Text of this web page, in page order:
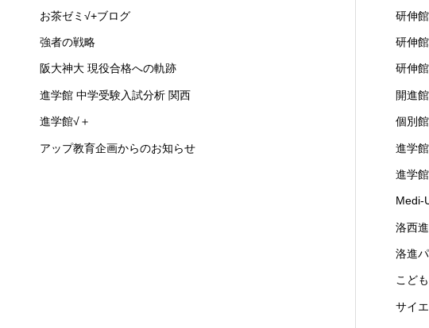
お茶ゼミ√+ブログ
強者の戦略
阪大神大 現役合格への軌跡
進学館 中学受験入試分析 関西
進学館√＋
アップ教育企画からのお知らせ
研伸
研伸
研伸
開進館
個別館
進学館
進学
Medi-
洛西
洛進
こど
サイ